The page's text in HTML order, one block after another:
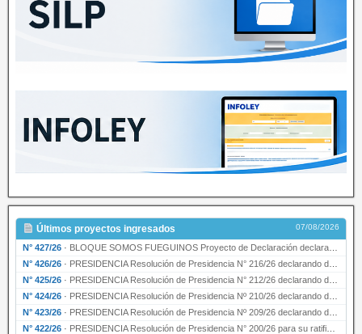
Últimos proyectos ingresados 07/08/2026
N° 427/26 · BLOQUE SOMOS FUEGUINOS Proyecto de Declaración declarando de interés provincial PRESIDENCI…
N° 426/26 · PRESIDENCIA Resolución de Presidencia N° 216/26 declarando de interés provincial la labor …
N° 425/26 · PRESIDENCIA Resolución de Presidencia N° 212/26 declarando de interés provincial el “50° A…
N° 424/26 · PRESIDENCIA Resolución de Presidencia Nº 210/26 declarando de interés provincial el proyec…
N° 423/26 · PRESIDENCIA Resolución de Presidencia Nº 209/26 declarando de interés provincial la presen…
N° 422/26 · PRESIDENCIA Resolución de Presidencia N° 200/26 para su ratificación.